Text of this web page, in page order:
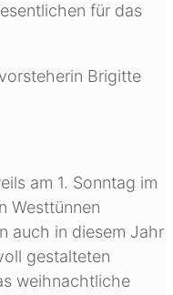
für das
Brigitte
am 1. Sonntag im
Westtünnen
auch in diesem Jahr
gestalteten
weihnachtliche